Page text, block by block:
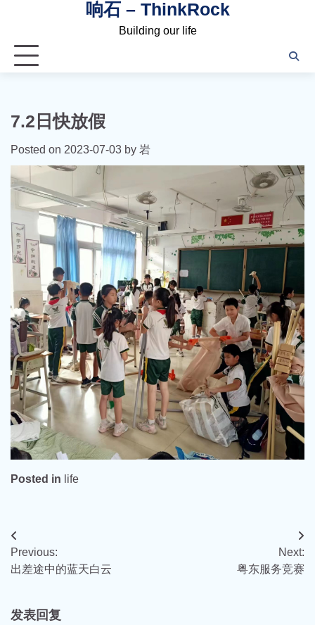
响石 – ThinkRock
Building our life
7.2日快放假
Posted on 2023-07-03 by 岩
Posted in life
文
章
航
Previous:
出差途中的蓝天白云
Next:
粤东服务竞赛
发表回复